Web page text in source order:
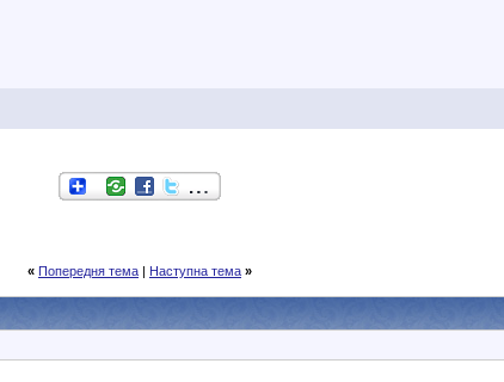
« Попередня тема | Наступна тема »